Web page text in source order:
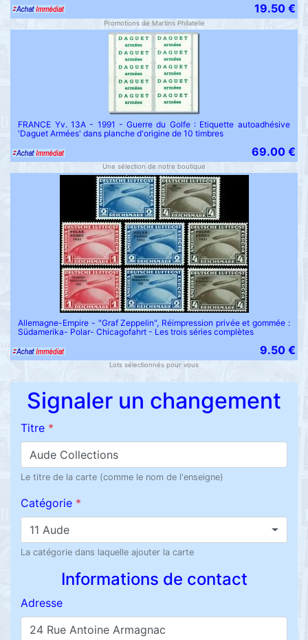
19.50 €
Promotions de Martins Philatelie
FRANCE Yv. 13A - 1991 - Guerre du Golfe : Etiquette autoadhésive
'Daguet Armées' dans planche d'origine de 10 timbres
69.00 €
Une sélection de notre boutique
Allemagne-Empire - "Graf Zeppelin", Réimpression privée et gommée :
Südamerika- Polar- Chicagofahrt - Les trois séries complètes
9.50 €
Lots sélectionnés pour vous
Signaler un changement
Titre *
Le titre de la carte (comme le nom de l'enseigne)
Catégorie *
11 Aude
La catégorie dans laquelle ajouter la carte
Informations de contact
Adresse